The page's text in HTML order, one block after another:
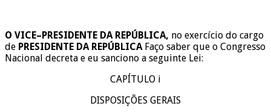
O VICE–PRESIDENTE DA REPÚBLICA, no exercício do cargo
de PRESIDENTE DA REPÚBLICA Faço saber que o Congresso
Nacional decreta e eu sanciono a seguinte Lei:
CAPÍTULO i
DISPOSIÇÕES GERAIS